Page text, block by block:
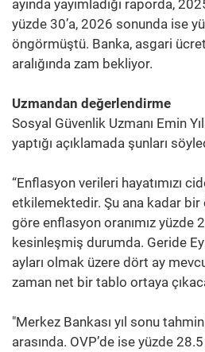
ayında yayımladığı raporda,
yüzde 30’a, 2026 sonunda ise
öngörmüştü. Banka, asgari
aralığında zam bekliyor.
Uzmandan değerlendirme
Sosyal Güvenlik Uzmanı Emin
yaptığı açıklamada şunları
“Enflasyon verileri hayatımızı
etkilemektedir. Şu ana kadar bir
göre enflasyon oranımız yüzde
kesinleşmiş durumda. Geride
ayları olmak üzere dört ay
zaman net bir tablo ortaya
"Merkez Bankası yıl sonu
arasında. OVP’de ise yüzde